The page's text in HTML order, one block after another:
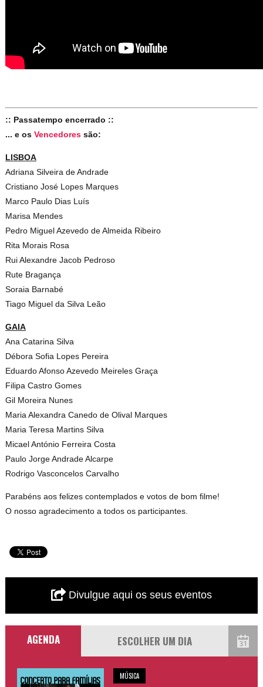
:: Passatempo encerrado ::
... e os Vencedores são:
LISBOA
Adriana Silveira de Andrade
Cristiano José Lopes Marques
Marco Paulo Dias Luís
Marisa Mendes
Pedro Miguel Azevedo de Almeida Ribeiro
Rita Morais Rosa
Rui Alexandre Jacob Pedroso
Rute Bragança
Soraia Barnabé
Tiago Miguel da Silva Leão
GAIA
Ana Catarina Silva
Débora Sofia Lopes Pereira
Eduardo Afonso Azevedo Meireles Graça
Filipa Castro Gomes
Gil Moreira Nunes
Maria Alexandra Canedo de Olival Marques
Maria Teresa Martins Silva
Micael António Ferreira Costa
Paulo Jorge Andrade Alcarpe
Rodrigo Vasconcelos Carvalho
Parabéns aos felizes contemplados e votos de bom filme!
O nosso agradecimento a todos os participantes.
Divulgue aqui os seus eventos
AGENDA
MÚSICA